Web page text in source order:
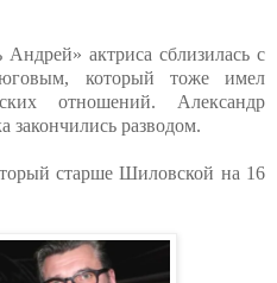
актриса сблизилась с
который тоже имел
отношений. Александр
закончились разводом.
старше Шиловской на 16